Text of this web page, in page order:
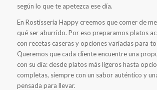
según lo que te apetezca ese día.
En Rostisseria Happy creemos que comer de
qué ser aburrido. Por eso preparamos platos
con recetas caseras y opciones variadas para
Queremos que cada cliente encuentre una
con su día: desde platos más ligeros hasta
completas, siempre con un sabor auténtico y
pensada para llevar.